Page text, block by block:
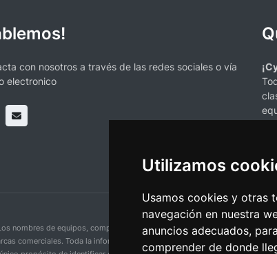
Utilizamos
Usamos cookies y otras
navegación en nuestra
anuncios adecuados,
comprender de donde
con nosotros a través de las redes sociales o vía
electronico
nombres de equipos, competiciones, marcas comerciales y logotipos
comerciales. Toda la información proporcionada en esta página se